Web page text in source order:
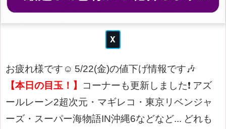
お疲れ様です☺ 5/22(金)の値下げ情報です🎶
【本日の目玉！】
コーナーも更新しました❗ アズ
ールレーン2超次元・マギレコ・東京リベンジャ
ーズ・スーパー海物語IN沖縄6などなど... どれも